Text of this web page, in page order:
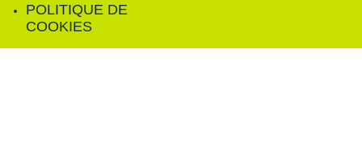
POLITIQUE DE
COOKIES